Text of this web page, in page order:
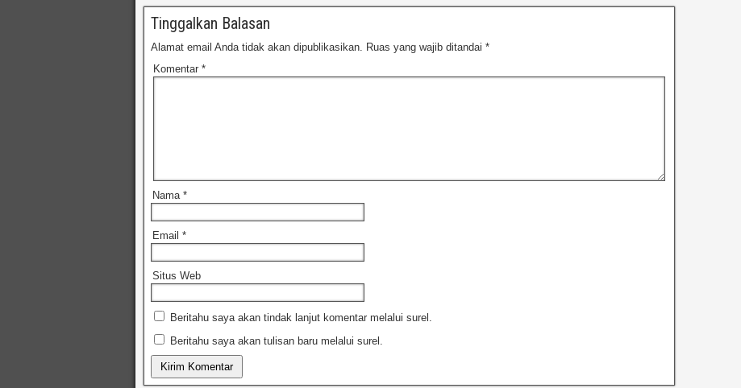
Tinggalkan Balasan
Alamat email Anda tidak akan dipublikasikan. Ruas yang wajib ditandai *
Komentar *
Nama *
Email *
Situs Web
Beritahu saya akan tindak lanjut komentar melalui surel.
Beritahu saya akan tulisan baru melalui surel.